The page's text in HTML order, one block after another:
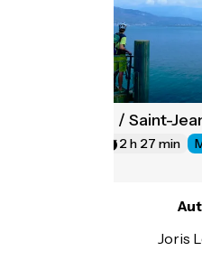
Entrelacs / Saint-
2 h 27 min
Joris